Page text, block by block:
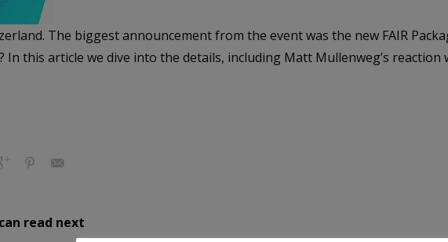
The biggest announcement from the event was the new FAIR
In this article we dive into the details, including Matt Mullenweg’s
read next